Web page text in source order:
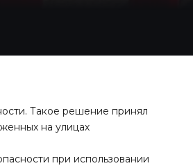
Такое решение принял
на улицах
при использовании